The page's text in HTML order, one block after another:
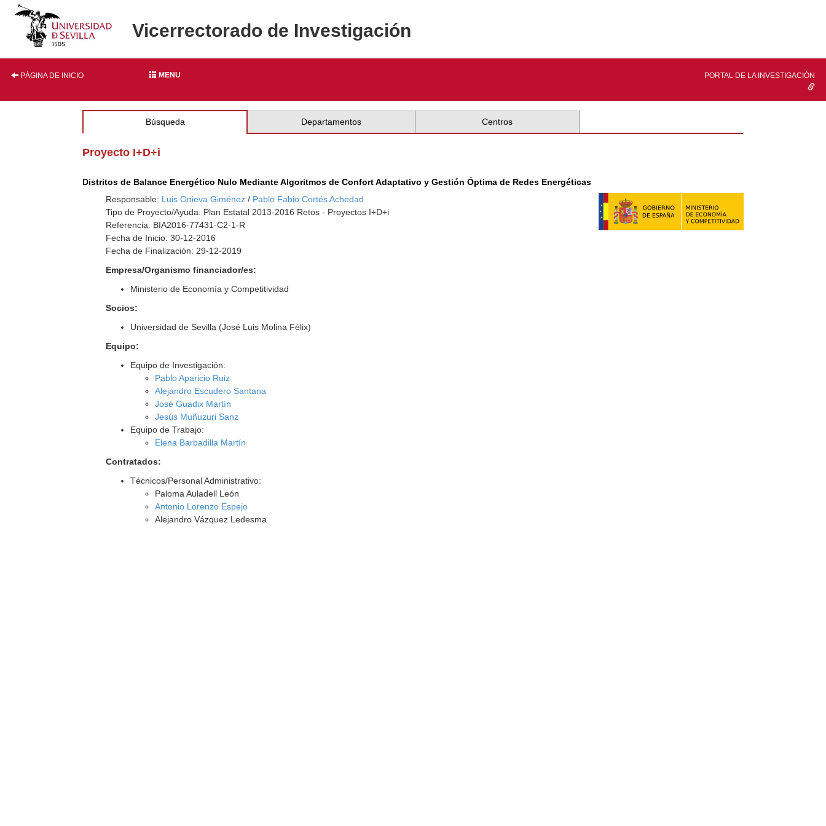
Vicerrectorado de Investigación
PÁGINA DE INICIO MENU PORTAL DE LA INVESTIGACIÓN
Búsqueda Departamentos Centros
Proyecto I+D+i
Distritos de Balance Energético Nulo Mediante Algoritmos de Confort Adaptativo y Gestión Óptima de Redes Energéticas
Responsable: Luis Onieva Giménez / Pablo Fabio Cortés Achedad
Tipo de Proyecto/Ayuda: Plan Estatal 2013-2016 Retos - Proyectos I+D+i
Referencia: BIA2016-77431-C2-1-R
Fecha de Inicio: 30-12-2016
Fecha de Finalización: 29-12-2019
Empresa/Organismo financiador/es:
Ministerio de Economía y Competitividad
Socios:
Universidad de Sevilla (José Luis Molina Félix)
Equipo:
Equipo de Investigación:
Pablo Aparicio Ruiz
Alejandro Escudero Santana
José Guadix Martín
Jesús Muñuzuri Sanz
Equipo de Trabajo:
Elena Barbadilla Martín
Contratados:
Técnicos/Personal Administrativo:
Paloma Auladell León
Antonio Lorenzo Espejo
Alejandro Vázquez Ledesma